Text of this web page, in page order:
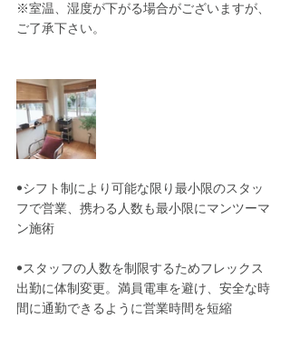
※室温、湿度が下がる場合がございますが、
ご了承下さい。﻿
•シフト制により可能な限り最小限のスタッ
フで営業、携わる人数も最小限にマンツーマ
ン施術
•スタッフの人数を制限するためフレックス
出勤に体制変更。満員電車を避け、安全な時
間に通勤できるように営業時間を短縮﻿